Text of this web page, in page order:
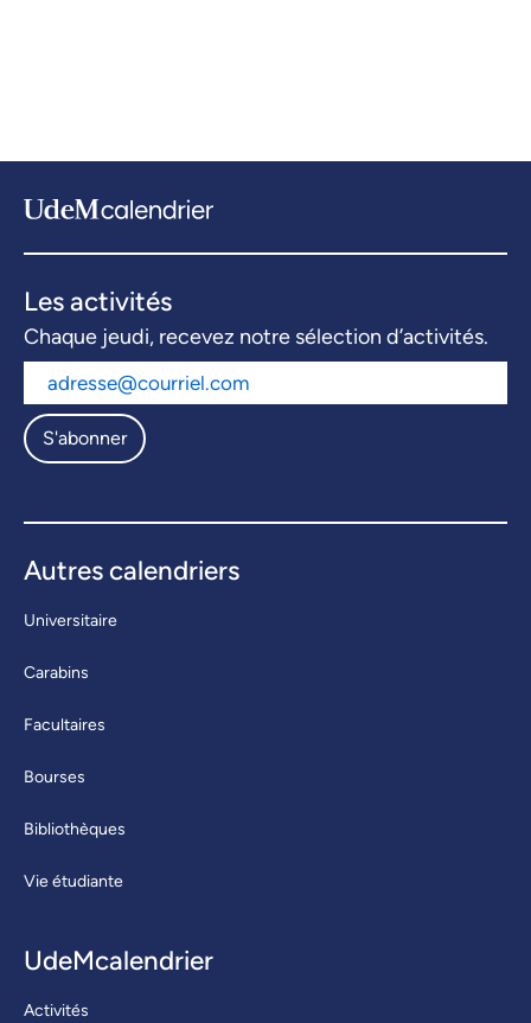
Les activités
Chaque jeudi, recevez notre sélection d’activités.
S'abonner
Autres calendriers
Universitaire
Carabins
Facultaires
Bourses
Bibliothèques
Vie étudiante
UdeMcalendrier
Activités